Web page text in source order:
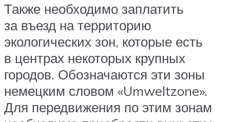
Также необходимо заплатить
за въезд на территорию
экологических зон, которые есть
в центрах некоторых крупных
городов. Обозначаются эти зоны
немецким словом «Umweltzone».
Для передвижения по этим зонам